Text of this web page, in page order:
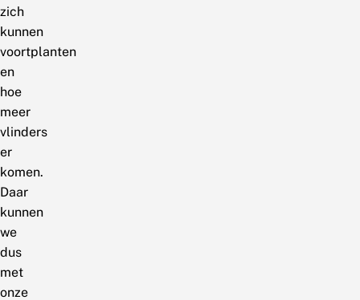
zich
kunnen
voortplanten
en
hoe
meer
vlinders
er
komen.
Daar
kunnen
we
dus
met
onze